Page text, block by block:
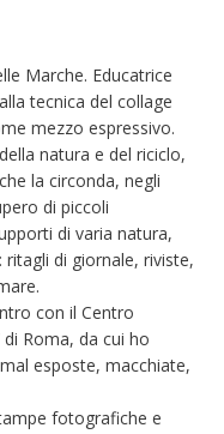
Marche. Educatrice
tecnica del collage
mezzo espressivo.
natura e del riciclo,
la circonda, negli
di piccoli
di varia natura,
di giornale, riviste,
con il Centro
di Roma, da cui ho
esposte, macchiate,
fotografiche e